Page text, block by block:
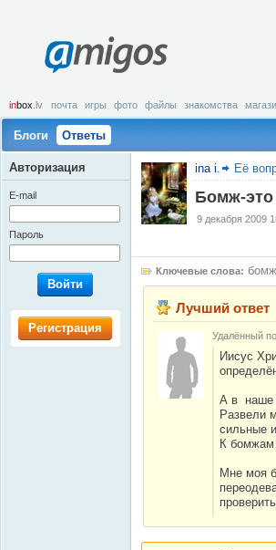
amigos
inbox .lv почта игры фото файлы знакомства
Блоги Ответы
ina i. Её
Бомж-это
9 декабря 2009
Ключевые слова: бомж
Лучший ответ
Удалённый
Иисус
А в наше
Развели
сильные
К бомжам
Мне моя
Авторизация
E-mail
Пароль
Войти
Регистрация